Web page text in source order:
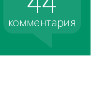
комментария